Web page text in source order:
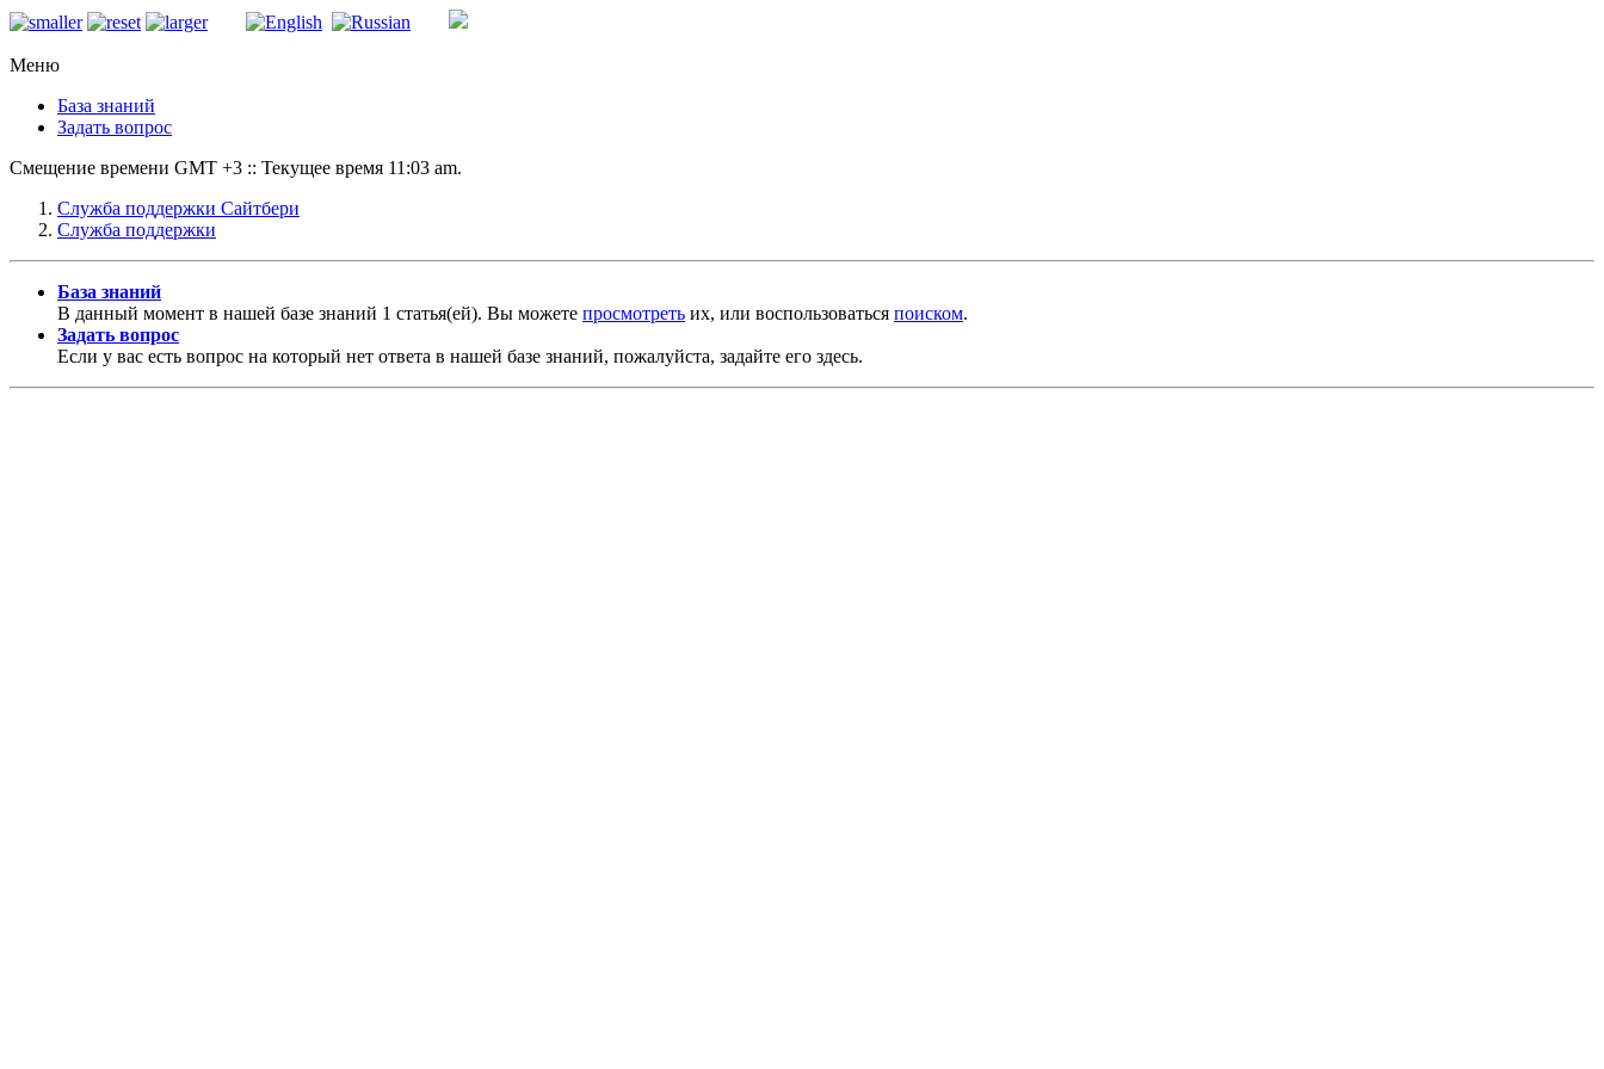
Меню
База знаний
Задать вопрос
Смещение времени GMT +3 :: Текущее время 11:03 am.
Служба поддержки Сайтбери
Служба поддержки
База знаний
В данный момент в нашей базе знаний 1 статья(ей). Вы можете просмотреть их, или воспользоваться поиском.
Задать вопрос
Если у вас есть вопрос на который нет ответа в нашей базе знаний, пожалуйста, задайте его здесь.